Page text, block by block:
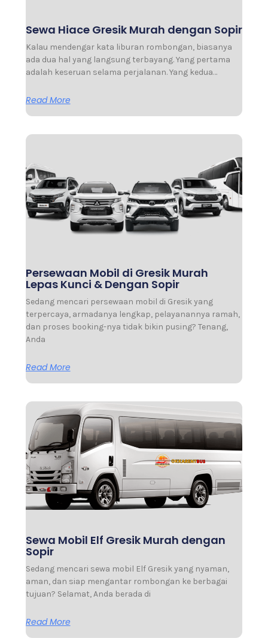
Sewa Hiace Gresik Murah dengan Sopir
Kalau mendengar kata liburan rombongan, biasanya
ada dua hal yang langsung terbayang. Yang pertama
adalah keseruan selama perjalanan. Yang kedua…
Read More
Persewaan Mobil di Gresik Murah
Lepas Kunci & Dengan Sopir
Sedang mencari persewaan mobil di Gresik yang
terpercaya, armadanya lengkap, pelayanannya ramah,
dan proses booking-nya tidak bikin pusing? Tenang,
Anda
Read More
Sewa Mobil Elf Gresik Murah dengan
Sopir
Sedang mencari sewa mobil Elf Gresik yang nyaman,
aman, dan siap mengantar rombongan ke berbagai
tujuan? Selamat, Anda berada di
Read More